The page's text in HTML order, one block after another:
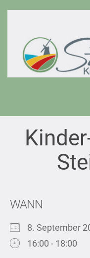
WANN
8. September
16:00 - 18:00